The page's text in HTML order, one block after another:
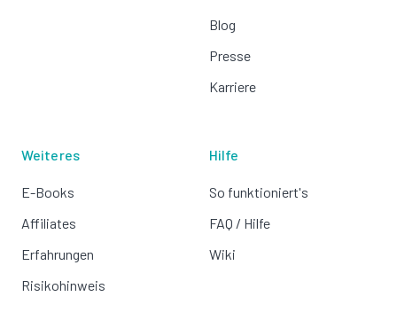
Blog
Presse
Karriere
Weiteres
E-Books
Affiliates
Erfahrungen
Risikohinweis
Hilfe
So funktioniert's
FAQ / Hilfe
Wiki